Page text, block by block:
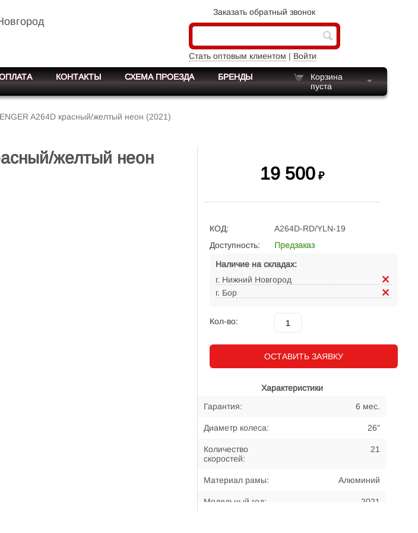
Заказать обратный звонок
Стать оптовым клиентом | Войти
КОНТАКТЫ СХЕМА ПРОЕЗДА БРЕНДЫ
Корзина
пуста
A264D красный/желтый неон (2021)
желтый неон
19 500 ₽
КОД:
A264D-RD/YLN-19
Доступность:
Предзаказ
Наличие на складах:
г. Нижний Новгород
г. Бор
Кол-во:
ОСТАВИТЬ ЗАЯВКУ
Характеристики
Гарантия:
6 мес.
Диаметр колеса: 26"
Количество
скоростей:
21
Материал рамы: Алюминий
Модельный год: 2021